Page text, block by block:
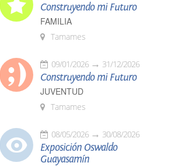
Construyendo mi Futuro
FAMILIA
Tamames
09/01/2026 31/12/2026
Construyendo mi Futuro
JUVENTUD
Tamames
08/05/2026 30/08/2026
Exposición Oswaldo
Guayasamín